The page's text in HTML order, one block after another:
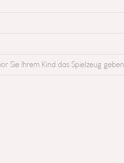
Sie Ihrem Kind das Spielzeug geben.